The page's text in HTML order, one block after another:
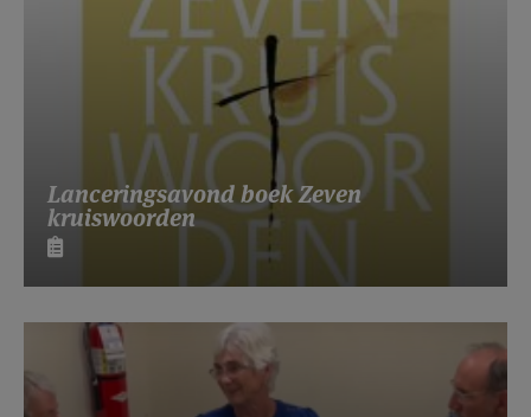
Lanceringsavond boek Zeven
kruiswoorden